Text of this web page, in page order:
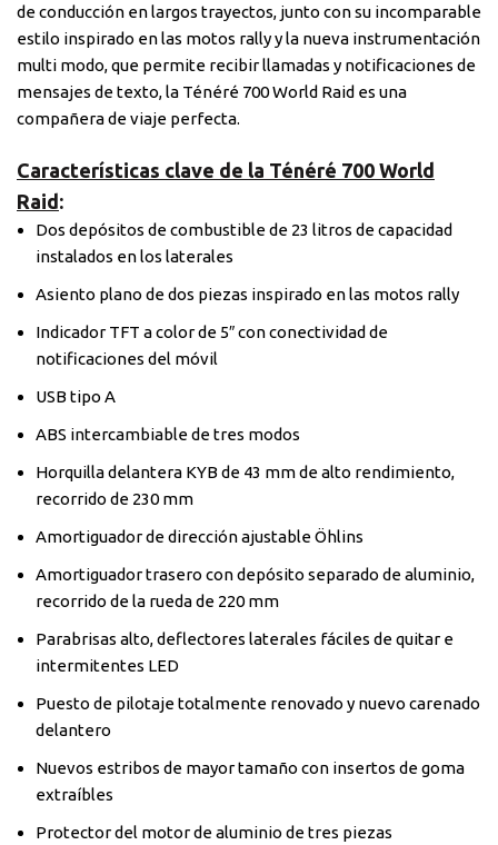
de conducción en largos trayectos, junto con su incomparable
estilo inspirado en las motos rally y la nueva instrumentación
multi modo, que permite recibir llamadas y notificaciones de
mensajes de texto, la Ténéré 700 World Raid es una
compañera de viaje perfecta.
Características clave de la Ténéré 700 World
Raid:
Dos depósitos de combustible de 23 litros de capacidad
instalados en los laterales
Asiento plano de dos piezas inspirado en las motos rally
Indicador TFT a color de 5″ con conectividad de
notificaciones del móvil
USB tipo A
ABS intercambiable de tres modos
Horquilla delantera KYB de 43 mm de alto rendimiento,
recorrido de 230 mm
Amortiguador de dirección ajustable Öhlins
Amortiguador trasero con depósito separado de aluminio,
recorrido de la rueda de 220 mm
Parabrisas alto, deflectores laterales fáciles de quitar e
intermitentes LED
Puesto de pilotaje totalmente renovado y nuevo carenado
delantero
Nuevos estribos de mayor tamaño con insertos de goma
extraíbles
Protector del motor de aluminio de tres piezas